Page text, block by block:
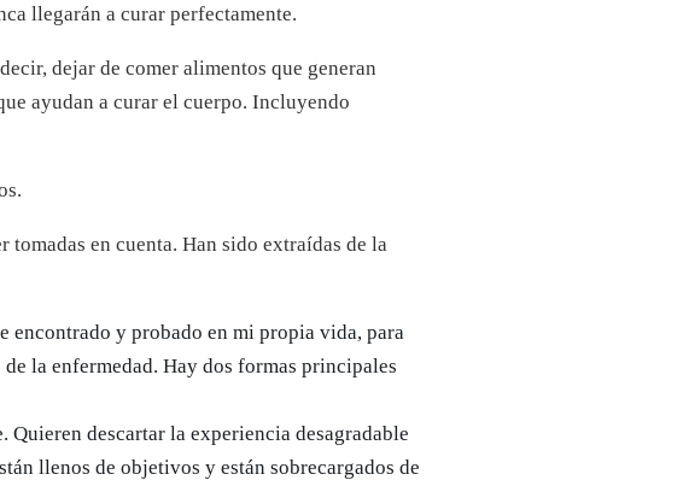
llegarán a curar perfectamente.
dejar de comer alimentos que generan
ayudan a curar el cuerpo. Incluyendo
tomadas en cuenta. Han sido extraídas de la
encontrado y probado en mi propia vida, para
la enfermedad. Hay dos formas principales
descartar la experiencia desagradable
llenos de objetivos y están sobrecargados de